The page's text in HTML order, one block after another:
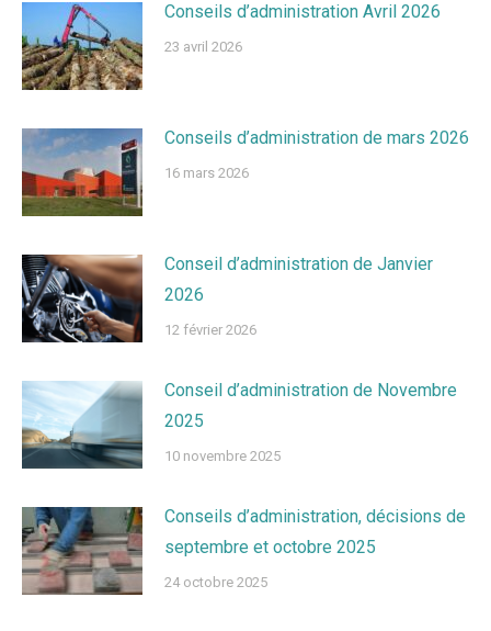
Conseils d’administration Avril 2026
23 avril 2026
Conseils d’administration de mars 2026
16 mars 2026
Conseil d’administration de Janvier
2026
12 février 2026
Conseil d’administration de Novembre
2025
10 novembre 2025
Conseils d’administration, décisions de
septembre et octobre 2025
24 octobre 2025